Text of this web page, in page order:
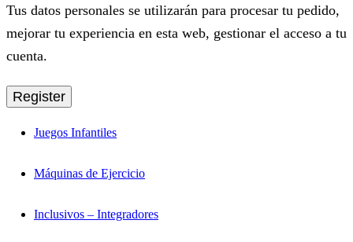
Tus datos personales se utilizarán para procesar tu pedido,
mejorar tu experiencia en esta web, gestionar el acceso a tu
cuenta.
Register
Juegos Infantiles
Máquinas de Ejercicio
Inclusivos – Integradores